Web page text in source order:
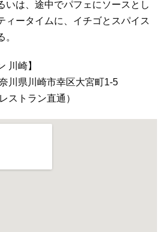
いは、途中でパフェにソースとし
ィータイムに、イチゴとスパイス
川崎】
川県川崎市幸区大宮町1-5
ストラン直通）